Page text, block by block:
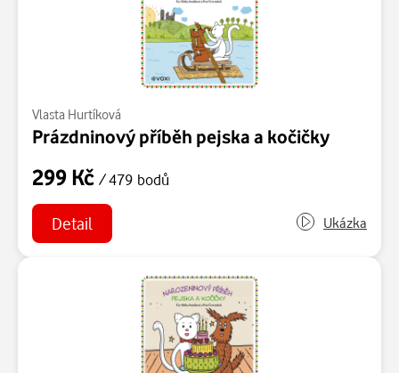
Vlasta Hurtíková
Prázdninový příběh pejska a kočičky
299 Kč / 479 bodů
Detail Ukázka